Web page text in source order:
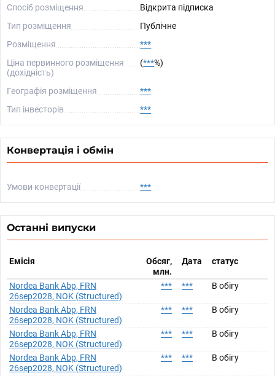
Спосіб розміщення
Відкрита підписка
Тип розміщення
Публічне
Розміщення
***
Ціна первинного розміщення
(дохідність)
(***%)
Географія розміщення
***
Тип інвесторів
***
Конвертація і обмін
Умови конвертації ***
Останні випуски
Емісія
Обсяг,
млн.
Дата статус
Nordea Bank Abp, FRN
26sep2028, NOK (Structured)
*** *** В обігу
Nordea Bank Abp, FRN
26sep2028, NOK (Structured)
*** *** В обігу
Nordea Bank Abp, FRN
26sep2028, NOK (Structured)
*** *** В обігу
Nordea Bank Abp, FRN
26sep2028, NOK (Structured)
*** *** В обігу